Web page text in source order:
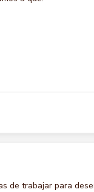
de trabajar para